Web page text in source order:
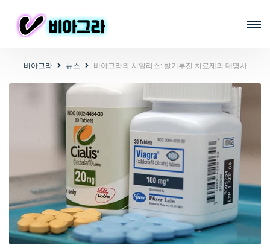
비아그라 뉴스 비아그라와 시알리스: 발기부전 치료제의 대명사